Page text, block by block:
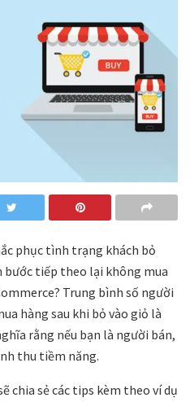
phục tình trạng khách bỏ
bước tiếp theo lại không mua
Trung bình số người
hàng sau khi bỏ vào giỏ là
rằng nếu bạn là người bán,
thu tiềm năng.
chia sẻ các tips kèm theo ví dụ